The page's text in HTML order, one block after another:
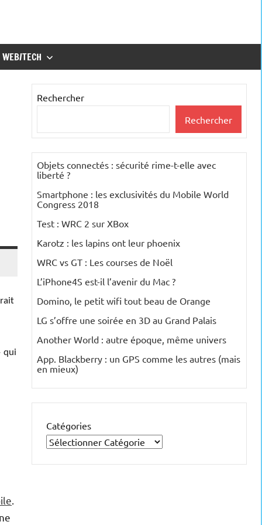
WEB/TECH
qui
Rechercher
Rechercher
Objets connectés : sécurité rime-t-elle avec
liberté ?
Smartphone : les exclusivités du Mobile World
Congress 2018
Test : WRC 2 sur XBox
Karotz : les lapins ont leur phoenix
WRC vs GT : Les courses de Noël
L’iPhone4S est-il l’avenir du Mac ?
Domino, le petit wifi tout beau de Orange
LG s’offre une soirée en 3D au Grand Palais
Another World : autre époque, même univers
App. Blackberry : un GPS comme les autres (mais
en mieux)
Catégories